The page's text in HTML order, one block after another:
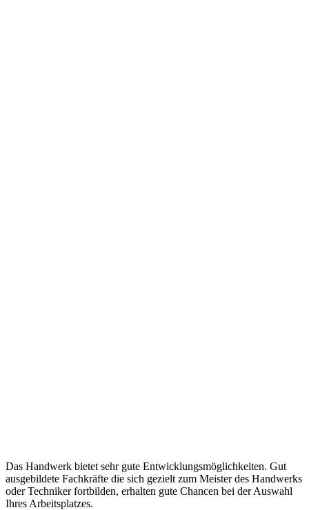
Das Handwerk bietet sehr gute Entwicklungsmöglichkeiten. Gut
ausgebildete Fachkräfte die sich gezielt zum Meister des Handwerks
oder Techniker fortbilden, erhalten gute Chancen bei der Auswahl
Ihres Arbeitsplatzes.